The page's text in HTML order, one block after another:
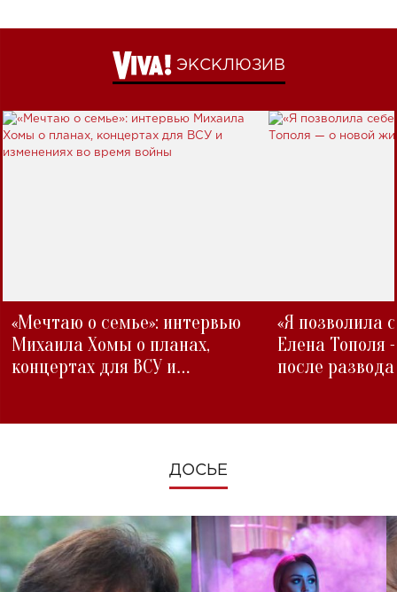
ЭКСКЛЮЗИВ
«Мечтаю о семье»: интервью
Михаила Хомы о планах,
концертах для ВСУ и
«Я позволила
Елена Тополя
после развода
ДОСЬЕ